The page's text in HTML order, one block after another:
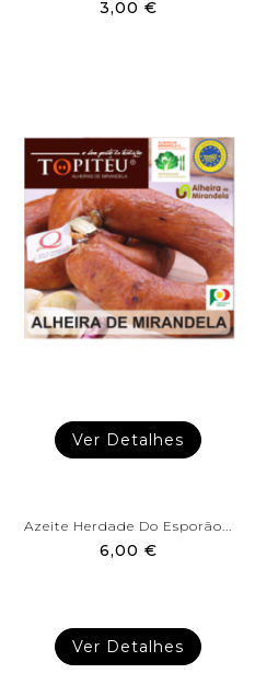
3,00 €
Ver Detalhes
Azeite Herdade Do Esporão...
6,00 €
Ver Detalhes